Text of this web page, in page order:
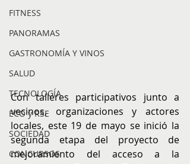
FITNESS
PANORAMAS
GASTRONOMÍA Y VINOS
SALUD
TECNOLOGÍA
ECO y RSE
SOCIEDAD
CONCURSOS
Con talleres participativos junto a
vecinos, organizaciones y actores
locales, este 19 de mayo se inició la
segunda etapa del proyecto de
mejoramiento del acceso a la